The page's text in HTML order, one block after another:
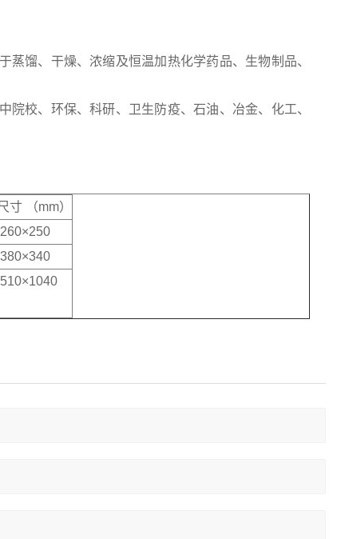
馏、干燥、浓缩及恒温加热化学药品、生物制品、
校、环保、科研、卫生防疫、石油、冶金、化工、
寸 （mm）